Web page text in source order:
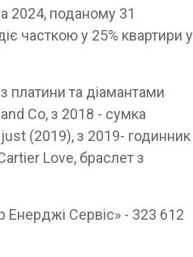
2024, поданому 31
часткою у 25% квартири у
платини та діамантами
Co, з 2018 - сумка
(2019), з 2019- годинник
Love, браслет з
Енерджі Сервіс» - 323 612